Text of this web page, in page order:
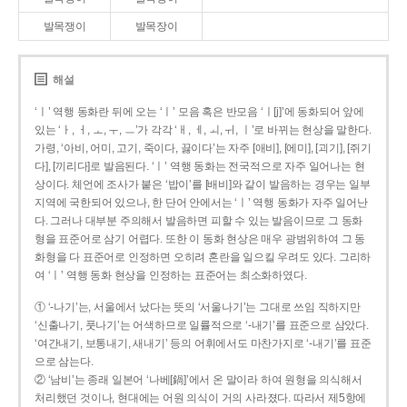
발목쟁이 발목장이
해설
‘ㅣ’ 역행 동화란 뒤에 오는 ‘ㅣ’ 모음 혹은 반모음 ‘ㅣ[j]’에 동화되어 앞에
있는 ‘ㅏ, ㅓ, ㅗ, ㅜ, ㅡ’가 각각 ‘ㅐ, ㅔ, ㅚ, ㅟ, ㅣ’로 바뀌는 현상을 말한다.
가령, ‘아비, 어미, 고기, 죽이다, 끓이다’는 자주 [애비], [에미], [괴기], [쥐기
다], [끼리다]로 발음된다. ‘ㅣ’ 역행 동화는 전국적으로 자주 일어나는 현
상이다. 체언에 조사가 붙은 ‘밥이’를 [배비]와 같이 발음하는 경우는 일부
지역에 국한되어 있으나, 한 단어 안에서는 ‘ㅣ’ 역행 동화가 자주 일어난
다. 그러나 대부분 주의해서 발음하면 피할 수 있는 발음이므로 그 동화
형을 표준어로 삼기 어렵다. 또한 이 동화 현상은 매우 광범위하여 그 동
화형을 다 표준어로 인정하면 오히려 혼란을 일으킬 우려도 있다. 그리하
여 ‘ㅣ’ 역행 동화 현상을 인정하는 표준어는 최소화하였다.
① ‘-나기’는, 서울에서 났다는 뜻의 ‘서울나기’는 그대로 쓰임 직하지만
‘신출나기, 풋나기’는 어색하므로 일률적으로 ‘-내기’를 표준으로 삼았다.
‘여간내기, 보통내기, 새내기’ 등의 어휘에서도 마찬가지로 ‘-내기’를 표준
으로 삼는다.
② ‘남비’는 종래 일본어 ‘나베[鍋]’에서 온 말이라 하여 원형을 의식해서
처리했던 것이나, 현대에는 어원 의식이 거의 사라졌다. 따라서 제5항에